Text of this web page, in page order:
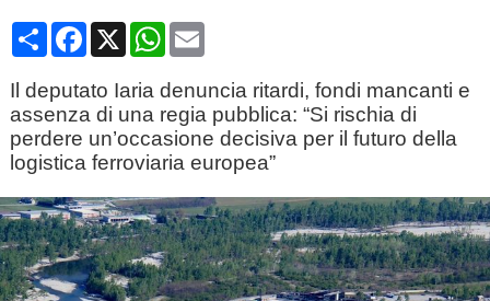
CondividiFacebook
X WhatsApp
Email
Il deputato Iaria denuncia ritardi, fondi mancanti e
assenza di una regia pubblica: “Si rischia di
perdere un’occasione decisiva per il futuro della
logistica ferroviaria europea”